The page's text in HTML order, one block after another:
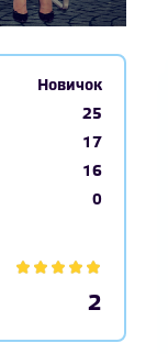
Новичок
25
17
16
0
2